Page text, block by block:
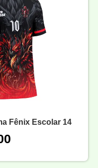
Fênix Escolar 14